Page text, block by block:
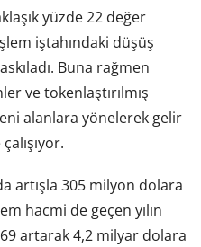
yüzde 22 değer
iştahındaki düşüş
Buna rağmen
ve tokenlaştırılmış
alanlara yönelerek gelir
artışla 305 milyon dolara
hacmi de geçen yılın
artarak 4,2 milyar dolara